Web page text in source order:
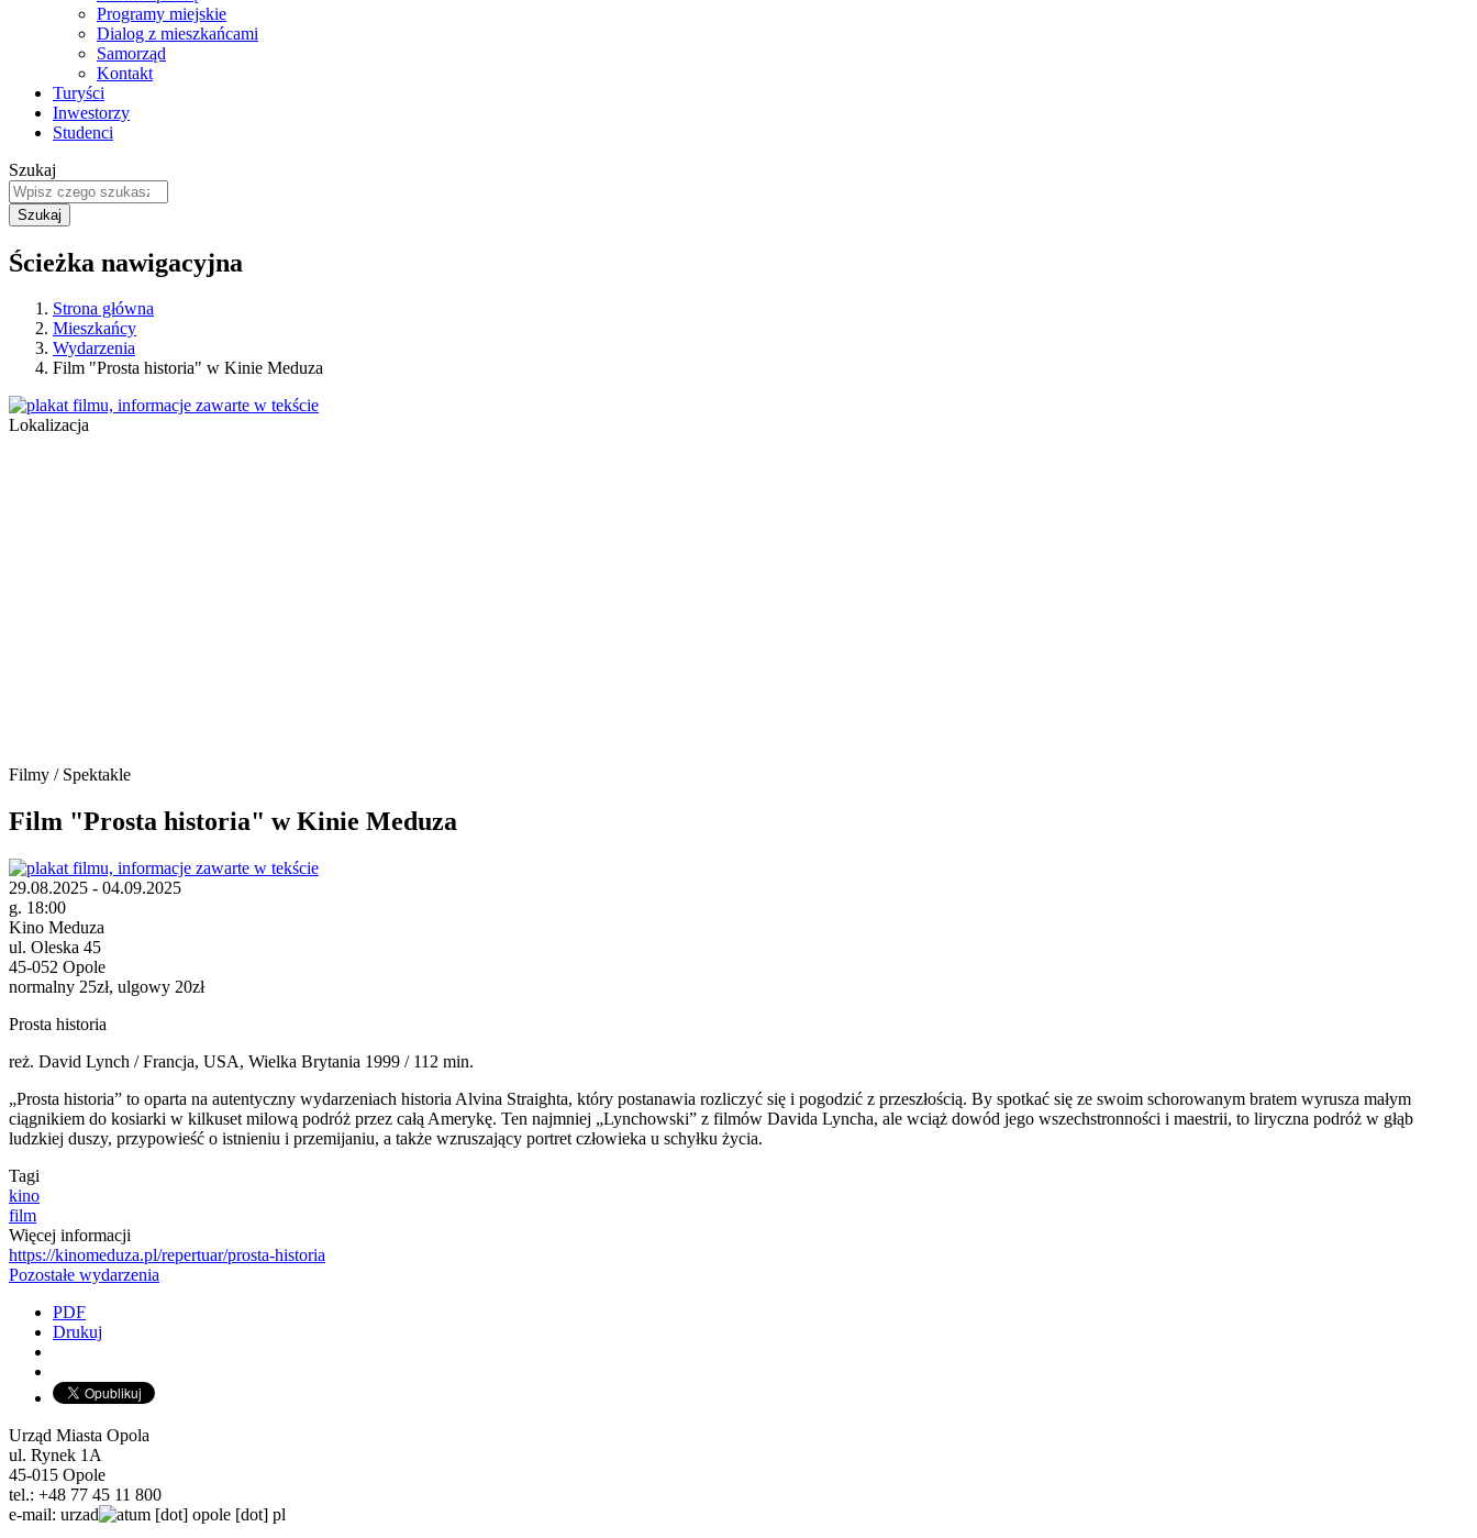
Programy miejskie
Dialog z mieszkańcami
Samorząd
Kontakt
Turyści
Inwestorzy
Studenci
Szukaj
Ścieżka nawigacyjna
Strona główna
Mieszkańcy
Wydarzenia
Film "Prosta historia" w Kinie Meduza
Lokalizacja
Filmy / Spektakle
Film "Prosta historia" w Kinie Meduza
29.08.2025 - 04.09.2025
g. 18:00
Kino Meduza
ul. Oleska 45
45-052 Opole
normalny 25zł, ulgowy 20zł
Prosta historia
reż. David Lynch / Francja, USA, Wielka Brytania 1999 / 112 min.
„Prosta historia” to oparta na autentyczny wydarzeniach historia Alvina Straighta, który postanawia rozliczyć się i pogodzić z przeszłością. By spotkać się ze swoim schorowanym bratem wyrusza małym
ciągnikiem do kosiarki w kilkuset milową podróż przez całą Amerykę. Ten najmniej „Lynchowski” z filmów Davida Lyncha, ale wciąż dowód jego wszechstronności i maestrii, to liryczna podróż w głąb
ludzkiej duszy, przypowieść o istnieniu i przemijaniu, a także wzruszający portret człowieka u schyłku życia.
Tagi
kino
film
Więcej informacji
https://kinomeduza.pl/repertuar/prosta-historia
Pozostałe wydarzenia
PDF
Drukuj
Urząd Miasta Opola
ul. Rynek 1A
45-015 Opole
tel.: +48 77 45 11 800
e-mail: urzad um [dot] opole [dot] pl